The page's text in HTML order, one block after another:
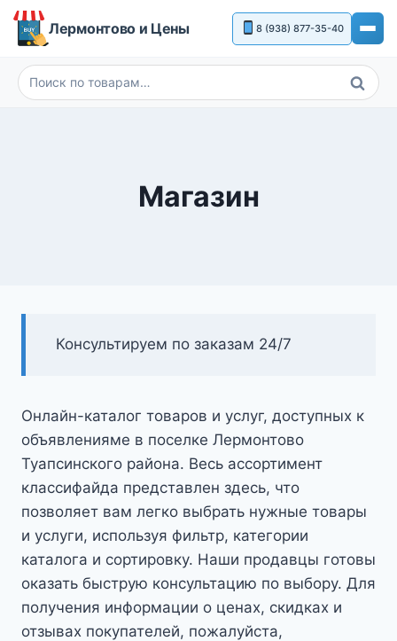
Перейти
Лермонтово и Цены 8 (938) 877-35-40
Искать:
Поиск
Магазин
Консультируем по заказам 24/7
Онлайн-каталог товаров и услуг, доступных к
объявленияме в поселке Лермонтово
Туапсинского района. Весь ассортимент
классифайда представлен здесь, что
позволяет вам легко выбрать нужные товары
и услуги, используя фильтр, категории
каталога и сортировку. Наши продавцы готовы
оказать быструю консультацию по выбору. Для
получения информации о ценах, скидках и
отзывах покупателей, пожалуйста,